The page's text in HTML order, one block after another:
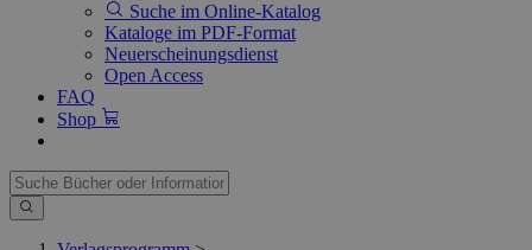
Suche im Online-Katalog
Kataloge im PDF-Format
Neuerscheinungsdienst
Open Access
FAQ
Shop